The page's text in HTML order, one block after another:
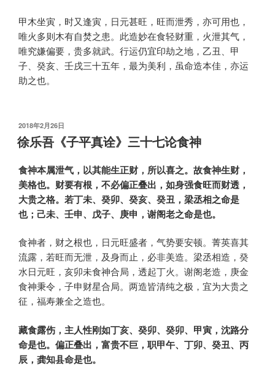
甲木坐寅，时又逢寅，日元甚旺，旺而泄秀，亦可用也，
唯火多则木有自焚之患。此造妙在食轻财重，火泄其气，
唯究嫌偏要，贵多就武。行运仍宜印劫之地，乙丑、甲
子、癸亥、壬戌三十五年，最为美利，虽命造本佳，亦运
助之也。
发
布
于
2018年2月26日
徐乐吾《子平真诠》三十七论食神
食神本属泄气，以其能生正财，所以喜之。故食神生财，
美格也。财要有根，不必偏正叠出，如身强食旺而财透，
大贵之格。若丁未、癸卯、癸亥、癸丑，梁丞相之命是
也；己未、壬申、戊子、庚申，谢阁老之命是也。
食神者，财之根也，日元旺盛者，气势要安顿。菁英喜其
流露，若旺而无泄，及身而止，必非美造。梁丞相造，癸
水日元旺，亥卯未食神合局，透起丁火。谢阁老造，庚金
食神秉令，子申财星合局。两造皆清纯之极，宜为大贵之
征，福寿兼全之造也。
藏食露伤，主人性刚如丁亥、癸卯、癸卯、甲寅，沈路分
命是也。偏正叠出，富贵不巨，职甲午、丁卯、癸丑、丙
辰，龚知县命是也。